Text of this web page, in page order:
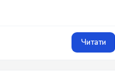
Читати